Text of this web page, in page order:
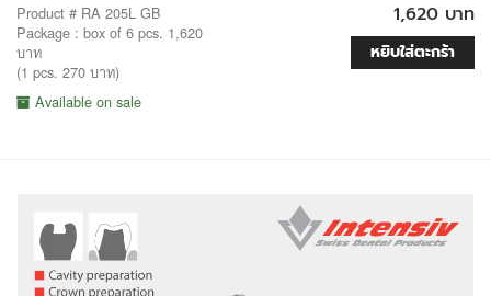
Product # RA 205L GB
Package : box of 6 pcs. 1,620
บาท
(1 pcs. 270 บาท)
Available on sale
1,620 บาท
หยิบใส่ตะกร้า